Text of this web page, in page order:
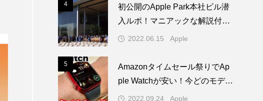
4
初公開のApple Park本社ビル潜
入ルポ！マニアックな解説付き
／WWDC22 ー 1/2
2022.06.15 Apple
5
Amazonタイムセール祭りでAp
ple Watchが安い！今どのモデル
を買うべき！？
2022.09.24 Apple